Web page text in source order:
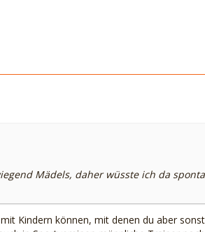
Mädels, daher wüsste ich da
Kindern können, mit denen du aber